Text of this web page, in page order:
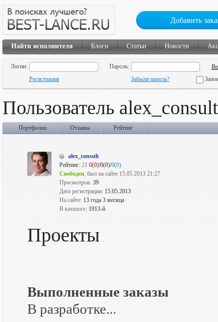
Добавить
Найти исполнителя Блоги Статьи Новости
Логин:
Пароль:
Регистрация
Забыли пароль?
Пользователь alex_consult
Портфолио Отзывы Рейтинг
alex_consult
Рейтинг: 21 0(0)/0(0)/0(0)
Свободен, был на сайте 15.05.2013 21:27
Просмотров: 39
Дата регистрации: 15.05.2013
На сайте: 13 года 3 месяца
В каталоге: 1913-й
Проекты
Выполненные заказы
В разработке...